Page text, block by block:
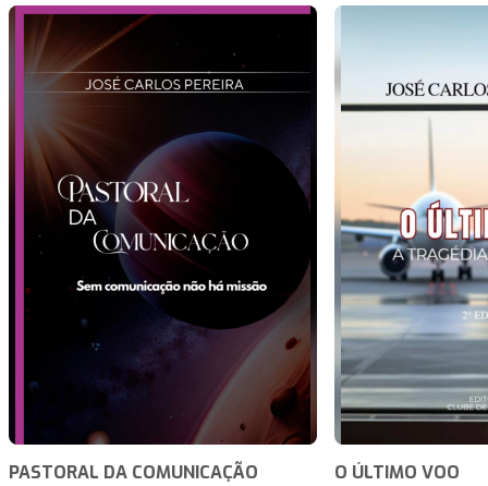
PASTORAL DA COMUNICAÇÃO O ÚLTIMO VOO